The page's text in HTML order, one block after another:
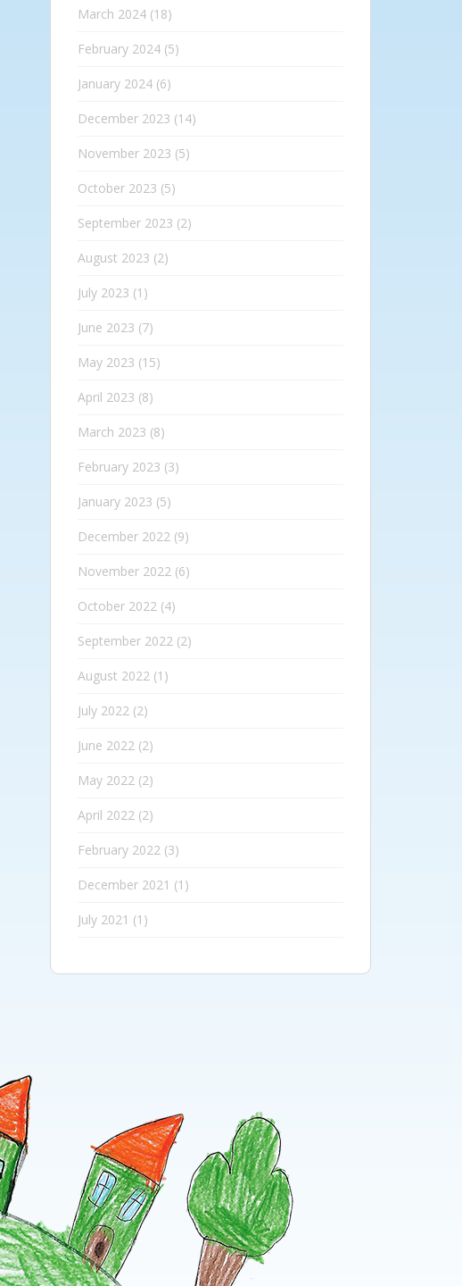
March 2024 (18)
February 2024 (5)
January 2024 (6)
December 2023 (14)
November 2023 (5)
October 2023 (5)
September 2023 (2)
August 2023 (2)
July 2023 (1)
June 2023 (7)
May 2023 (15)
April 2023 (8)
March 2023 (8)
February 2023 (3)
January 2023 (5)
December 2022 (9)
November 2022 (6)
October 2022 (4)
September 2022 (2)
August 2022 (1)
July 2022 (2)
June 2022 (2)
May 2022 (2)
April 2022 (2)
February 2022 (3)
December 2021 (1)
July 2021 (1)